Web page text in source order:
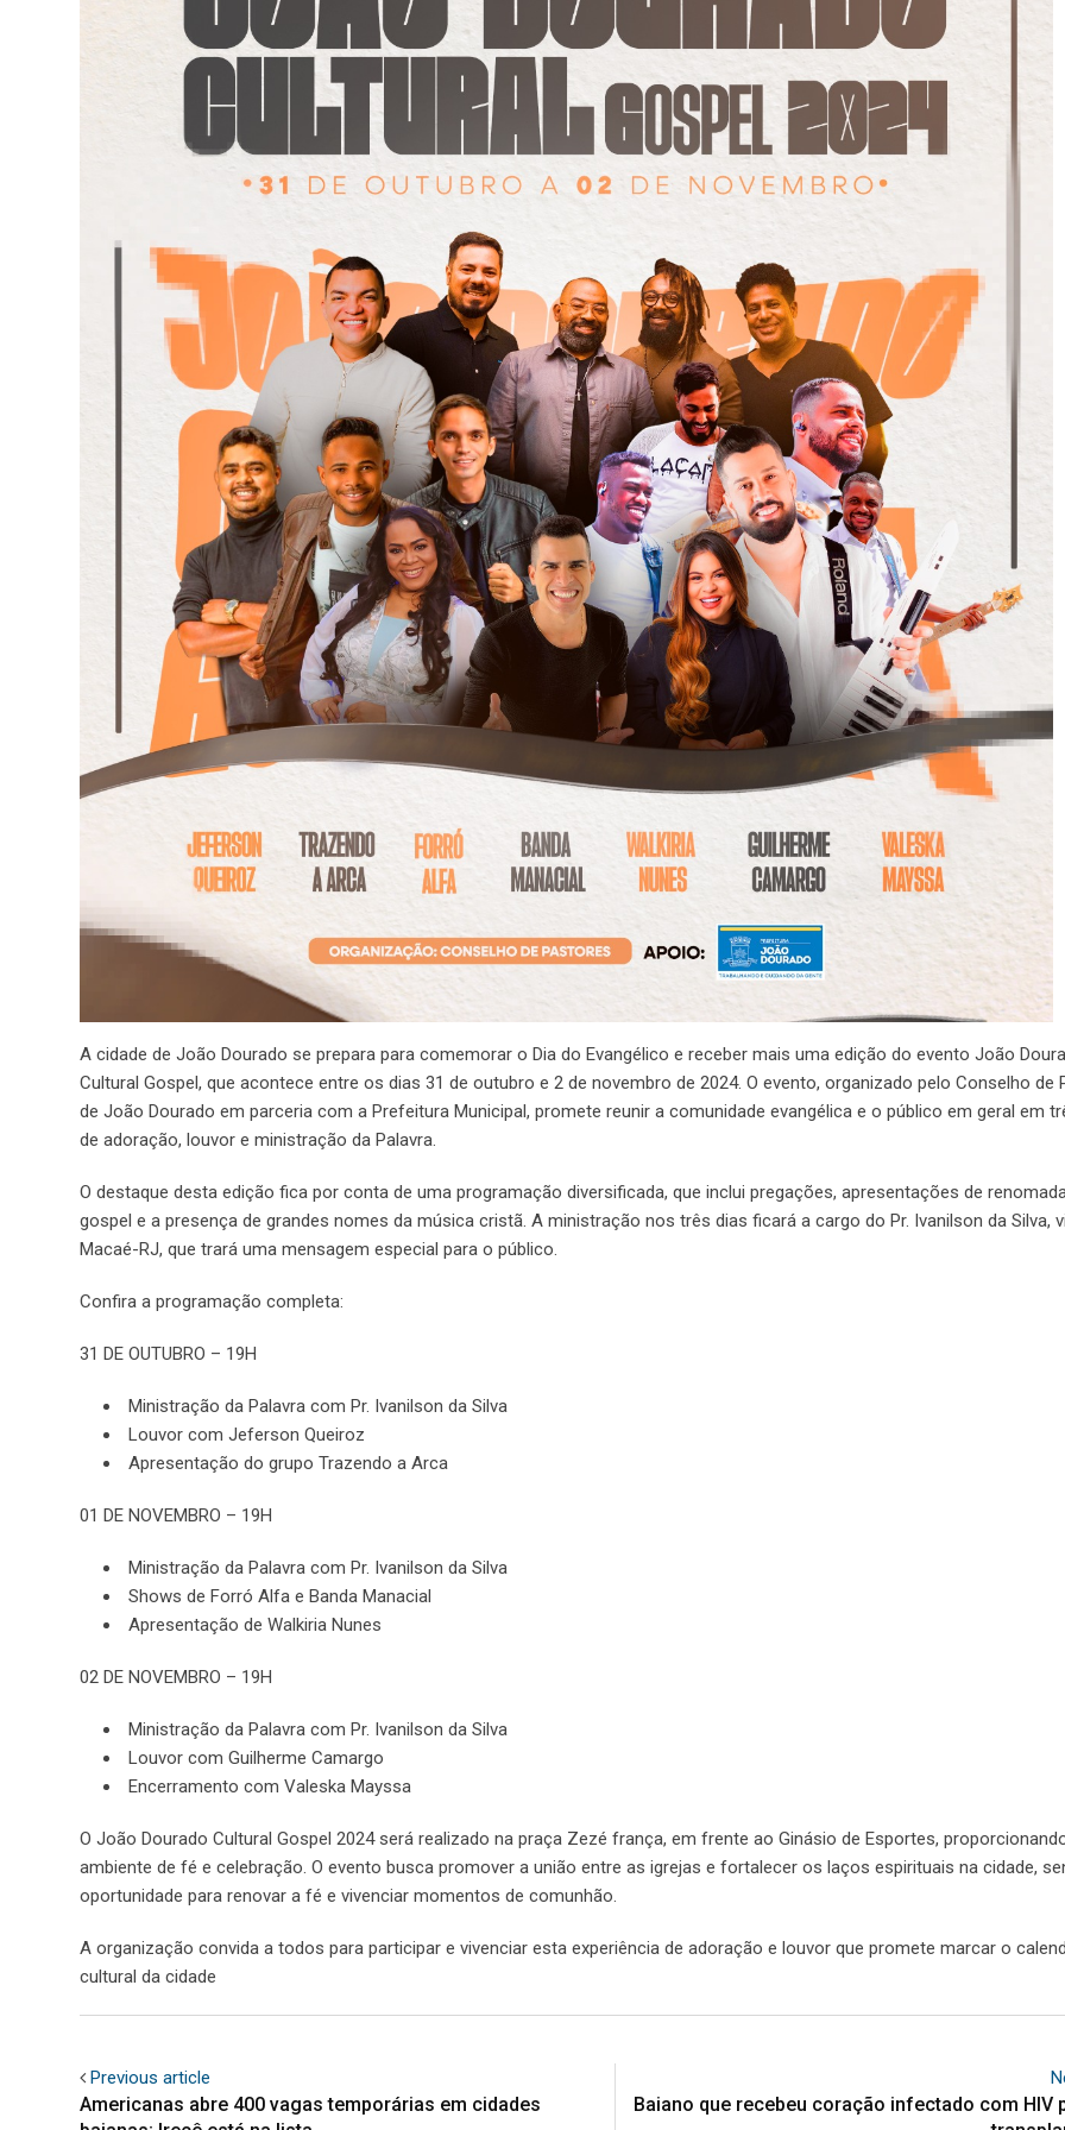
A cidade de João Dourado se prepara para comemorar o Dia do Evangélico e receber mais uma edição do evento João
Cultural Gospel, que acontece entre os dias 31 de outubro e 2 de novembro de 2024. O evento, organizado pelo Conselho de
de João Dourado em parceria com a Prefeitura Municipal, promete reunir a comunidade evangélica e o público em geral em
de adoração, louvor e ministração da Palavra.
O destaque desta edição fica por conta de uma programação diversificada, que inclui pregações, apresentações de
gospel e a presença de grandes nomes da música cristã. A ministração nos três dias ficará a cargo do Pr. Ivanilson da Silva,
Macaé-RJ, que trará uma mensagem especial para o público.
Confira a programação completa:
31 DE OUTUBRO – 19H
Ministração da Palavra com Pr. Ivanilson da Silva
Louvor com Jeferson Queiroz
Apresentação do grupo Trazendo a Arca
01 DE NOVEMBRO – 19H
Ministração da Palavra com Pr. Ivanilson da Silva
Shows de Forró Alfa e Banda Manacial
Apresentação de Walkiria Nunes
02 DE NOVEMBRO – 19H
Ministração da Palavra com Pr. Ivanilson da Silva
Louvor com Guilherme Camargo
Encerramento com Valeska Mayssa
O João Dourado Cultural Gospel 2024 será realizado na praça Zezé frança, em frente ao Ginásio de Esportes,
ambiente de fé e celebração. O evento busca promover a união entre as igrejas e fortalecer os laços espirituais na cidade,
oportunidade para renovar a fé e vivenciar momentos de comunhão.
A organização convida a todos para participar e vivenciar esta experiência de adoração e louvor que promete marcar o
cultural da cidade
Previous article
Americanas abre 400 vagas temporárias em cidades
Baiano que recebeu coração infectado com HIV